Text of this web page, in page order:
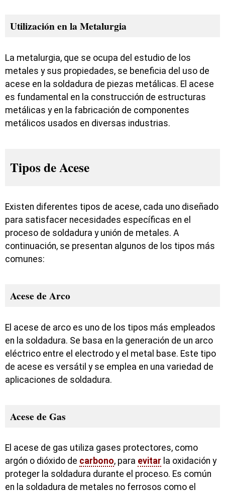
Utilización en la Metalurgia
La metalurgia, que se ocupa del estudio de los
metales y sus propiedades, se beneficia del uso de
acese en la soldadura de piezas metálicas. El acese
es fundamental en la construcción de estructuras
metálicas y en la fabricación de componentes
metálicos usados en diversas industrias.
Tipos de Acese
Existen diferentes tipos de acese, cada uno diseñado
para satisfacer necesidades específicas en el
proceso de soldadura y unión de metales. A
continuación, se presentan algunos de los tipos más
comunes:
Acese de Arco
El acese de arco es uno de los tipos más empleados
en la soldadura. Se basa en la generación de un arco
eléctrico entre el electrodo y el metal base. Este tipo
de acese es versátil y se emplea en una variedad de
aplicaciones de soldadura.
Acese de Gas
El acese de gas utiliza gases protectores, como
argón o dióxido de carbono, para evitar la oxidación y
proteger la soldadura durante el proceso. Es común
en la soldadura de metales no ferrosos como el